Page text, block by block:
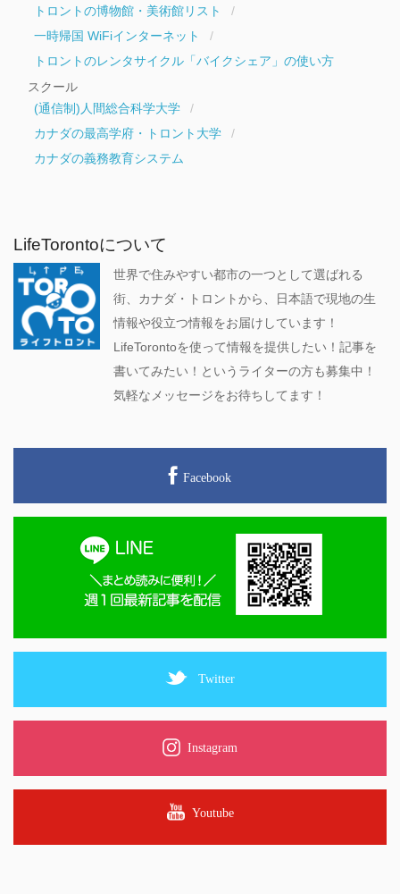
トロントの博物館・美術館リスト
一時帰国 WiFiインターネット
トロントのレンタサイクル「バイクシェア」の使い方
スクール
(通信制)人間総合科学大学
カナダの最高学府・トロント大学
カナダの義務教育システム
LifeTorontoについて
世界で住みやすい都市の一つとして選ばれる
街、カナダ・トロントから、日本語で現地の生
情報や役立つ情報をお届けしています！
LifeTorontoを使って情報を提供したい！記事を
書いてみたい！というライターの方も募集中！
気軽なメッセージをお待ちしてます！
Facebook
Twitter
Instagram
Youtube